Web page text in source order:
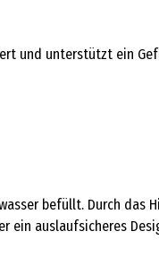
und unterstützt ein
befüllt. Durch das
auslaufsicheres